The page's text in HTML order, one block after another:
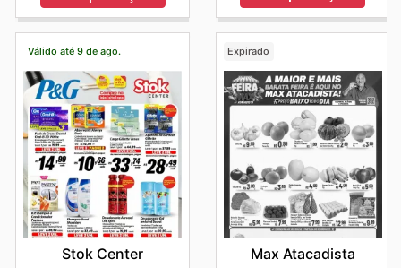
Válido até 9 de ago.
Stok Center
Expirado
Max Atacadista